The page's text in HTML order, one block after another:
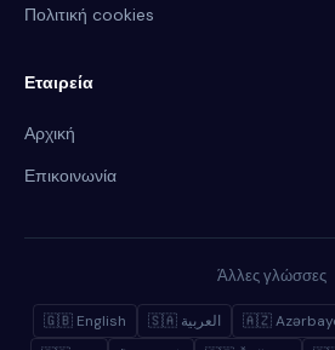
Πολιτική cookies
Εταιρεία
Αρχική
Επικοινωνία
Άλλες γλώσσες
🇬🇧 English 🇸🇦 العربية 🇦🇿